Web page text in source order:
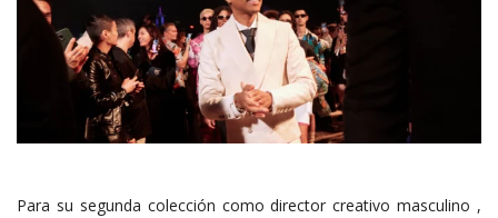
Para su segunda colección como director creativo masculino ,